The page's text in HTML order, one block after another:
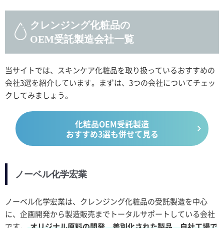
クレンジング化粧品の
OEM受託製造会社一覧
当サイトでは、スキンケア化粧品を取り扱っているおすすめの
会社3選を紹介しています。まずは、3つの会社についてチェッ
クしてみましょう。
化粧品OEM受託製造
おすすめ3選も併せて見る
ノーベル化学宏業
ノーベル化学宏業は、クレンジング化粧品の受託製造を中心
に、企画開発から製造販売までトータルサポートしている会社